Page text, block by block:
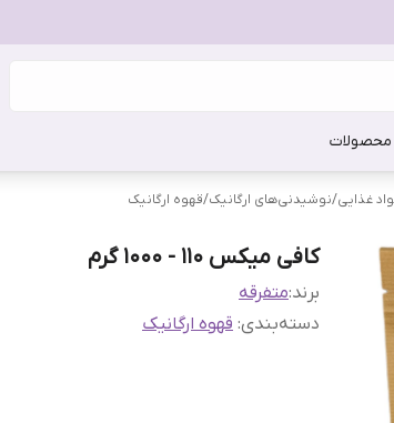
غذایی/نوشیدنی‌های ارگانیک/قهوه ارگانیک
کافی میکس 110 - 1000 گرم
برند:متفرقه
دسته‌بندی: قهوه ارگانیک